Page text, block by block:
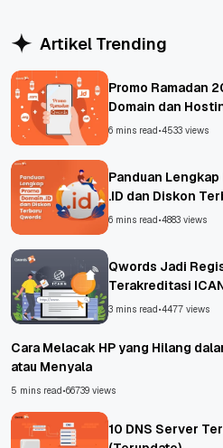
Artikel Trending
Promo Ramadan
Domain dan
6 mins read•4533 views
Panduan Lengkap
.ID dan Diskon
6 mins read•4883 views
Qwords Jadi
Terakreditasi
Untungnya?
3 mins read•4477 views
Cara Melacak HP yang Hilang
atau Menyala
5 mins read•66739 views
10 DNS Server